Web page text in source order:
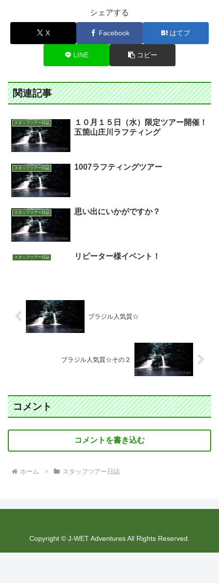
シェアする
X Facebook はてブ
LINE コピー
関連記事
スタッフツアー日誌
１０月１５日（水）限定ツアー開催！
五箇山庄川ラフティング
スタッフツアー日誌 1007ラフティングツアー
スタッフツアー日誌 思い出にいかがですか？
スタッフツアー日誌 リピーター様イベント！
ブラジル人気質☆
ブラジル人気質☆その２
コメント
コメントを書き込む
ホーム スタッフツアー日誌
Copyright © J-WET Adventures All Rights Reserved.